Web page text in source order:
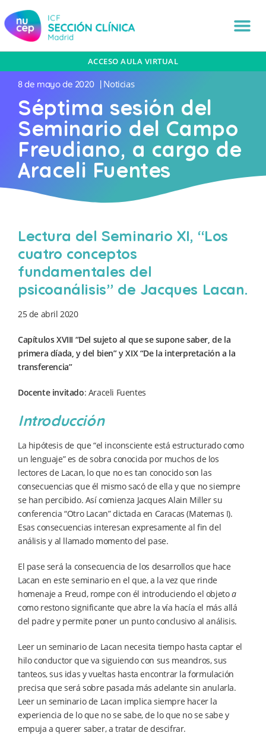
ACCESO AULA VIRTUAL
8 de mayo de 2020 | Noticias
Séptima sesión del
Seminario del Campo
Freudiano, a cargo de
Araceli Fuentes
Lectura del Seminario XI, “Los
cuatro conceptos
fundamentales del
psicoanálisis” de Jacques Lacan.
25 de abril 2020
Capítulos XVIII “Del sujeto al que se supone saber, de la
primera díada, y del bien” y XIX “De la interpretación a la
transferencia”
Docente invitado: Araceli Fuentes
Introducción
La hipótesis de que “el inconsciente está estructurado como
un lenguaje” es de sobra conocida por muchos de los
lectores de Lacan, lo que no es tan conocido son las
consecuencias que él mismo sacó de ella y que no siempre
se han percibido. Así comienza Jacques Alain Miller su
conferencia “Otro Lacan” dictada en Caracas (Matemas I).
Esas consecuencias interesan expresamente al fin del
análisis y al llamado momento del pase.
El pase será la consecuencia de los desarrollos que hace
Lacan en este seminario en el que, a la vez que rinde
homenaje a Freud, rompe con él introduciendo el objetoa
como restono significante que abre la vía hacía el más allá
del padre y permite poner un punto conclusivo al análisis.
Leer un seminario de Lacan necesita tiempo hasta captar el
hilo conductor que va siguiendo con sus meandros, sus
tanteos, sus idas y vueltas hasta encontrar la formulación
precisa que será sobre pasada más adelante sin anularla.
Leer un seminario de Lacan implica siempre hacer la
experiencia de lo que no se sabe, de lo que no se sabe y
empuja a querer saber, a tratar de descifrar.